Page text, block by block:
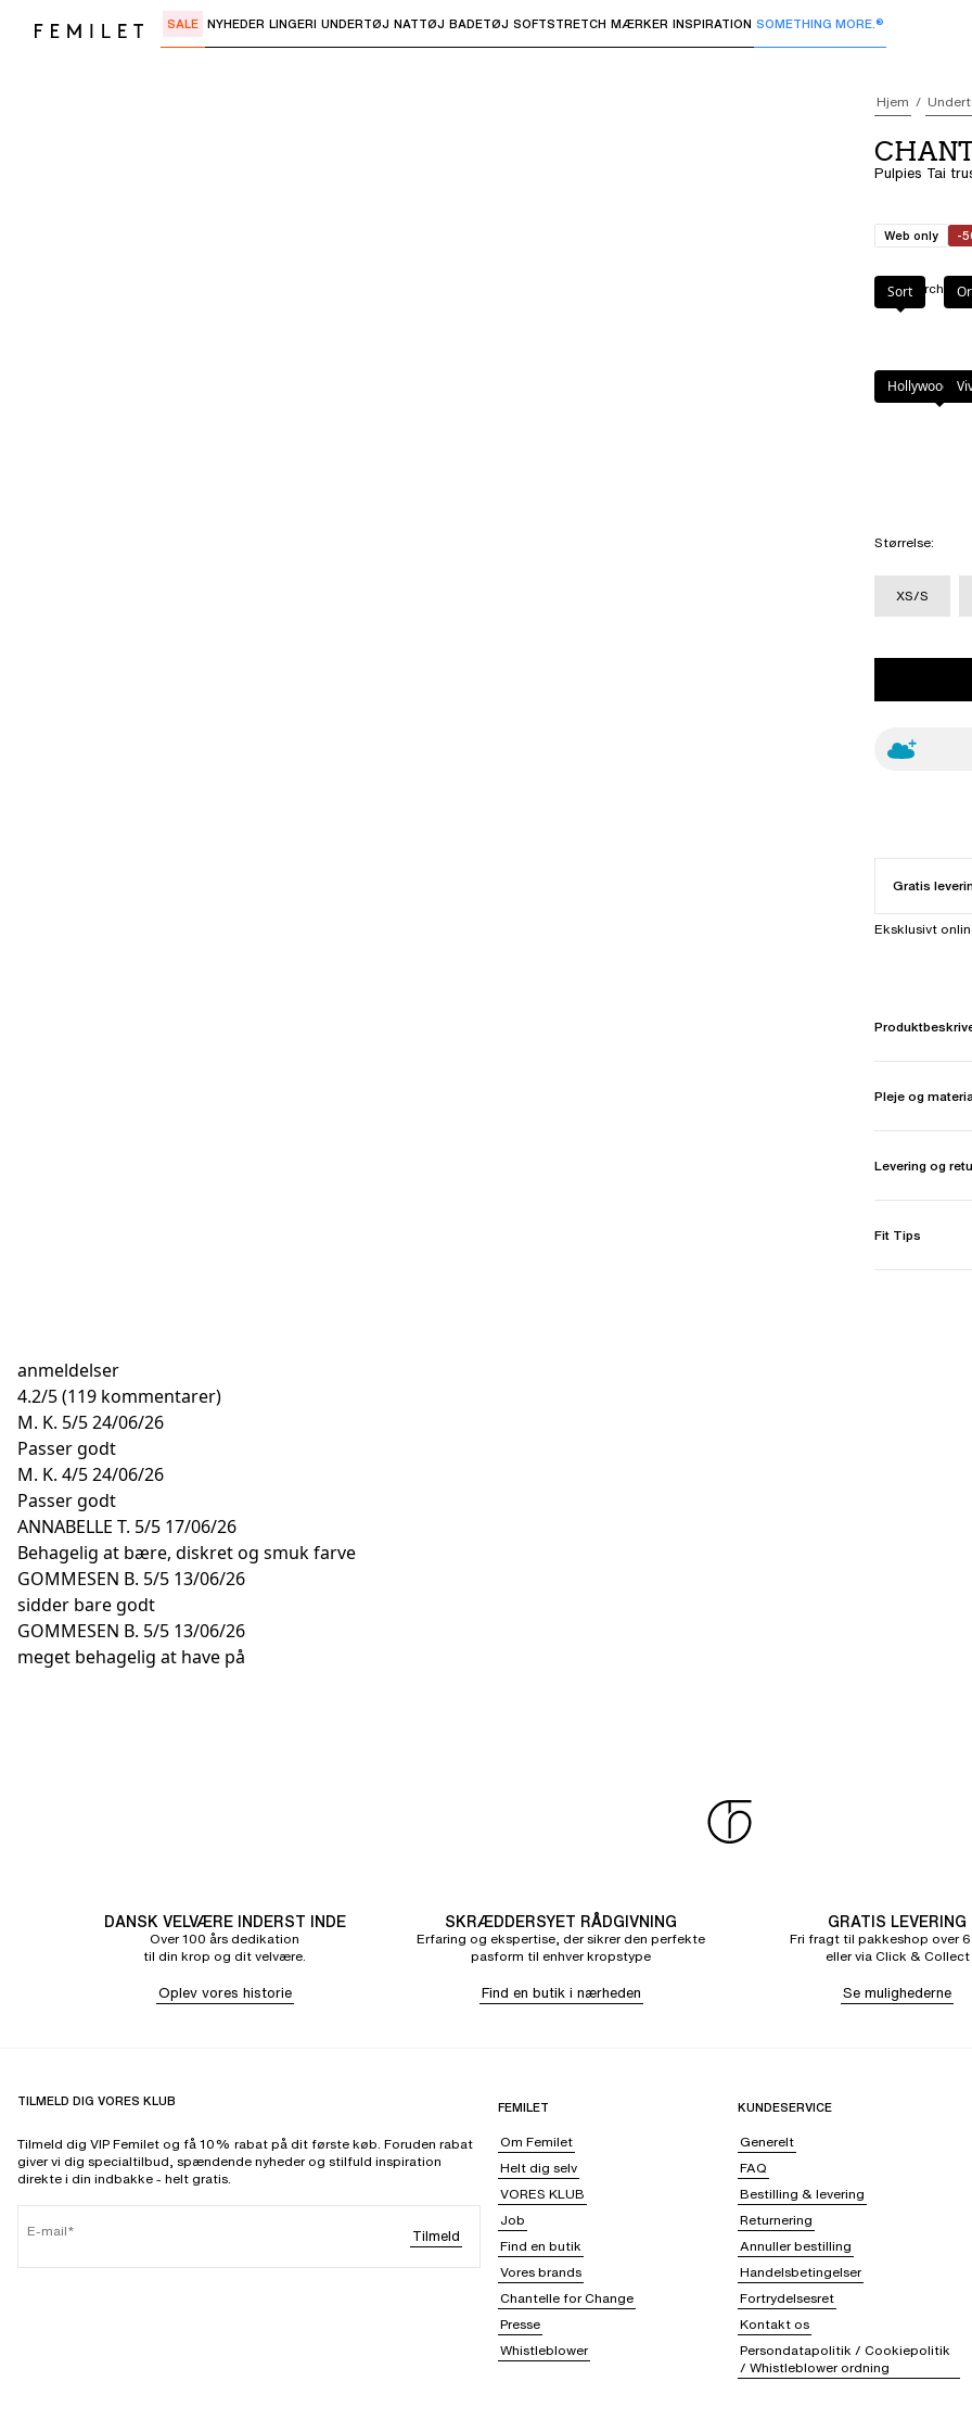
Brug "Pil ned" eller "Enter" til at åbne undermenuer og "Pil op" eller "Escape" for at vende tilbage
SALE NYHEDER LINGERI UNDERTØJ NATTØJ BADETØJ SOFTSTRETCH MÆRKER INSPIRATION SOMETHING MORE.®
Hjem
Pulpies Tai
Web only -
Farve: Orchid
Sort
Hollywood
Størrelse:
XS/S
Gratis
Eksklusivt
Pleje og
Levering og
Fit Tips
anmeldelser
4.2/5(119 kommentarer)
M. K. 5/524/06/26
Passer godt
M. K. 4/524/06/26
Passer godt
ANNABELLE T. 5/5 17/06/26
Behagelig at bære, diskret og smuk farve
GOMMESEN B. 5/5 13/06/26
sidder bare godt
GOMMESEN B. 5/5 13/06/26
meget behagelig at have på
DANSK VELVÆRE INDERST INDE
Over 100 års dedikation
til din krop og dit velvære.
Oplev vores historie
SKRÆDDERSYET RÅDGIVNING
Erfaring og ekspertise, der sikrer den perfekte
pasform til enhver kropstype
Find en butik i nærheden
GRATIS LEVERING
Fri fragt til pakkeshop over
eller via Click & Collect
Se mulighederne
TILMELD DIG VORES KLUB
Tilmeld dig VIP Femilet og få 10% rabat på dit første køb. Foruden rabat
giver vi dig specialtilbud, spændende nyheder og stilfuld inspiration
direkte i din indbakke - helt gratis.
E-mail Tilmeld
FEMILET
Om Femilet
Helt dig selv
VORES KLUB
Job
Find en butik
Vores brands
Chantelle for Change
Presse
Whistleblower
KUNDESERVICE
Generelt
FAQ
Bestilling & levering
Returnering
Annuller bestilling
Handelsbetingelser
Fortrydelsesret
Kontakt os
Persondatapolitik / Cookiepolitik
/ Whistleblower ordning